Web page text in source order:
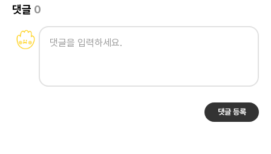
댓글 0
댓글 등록